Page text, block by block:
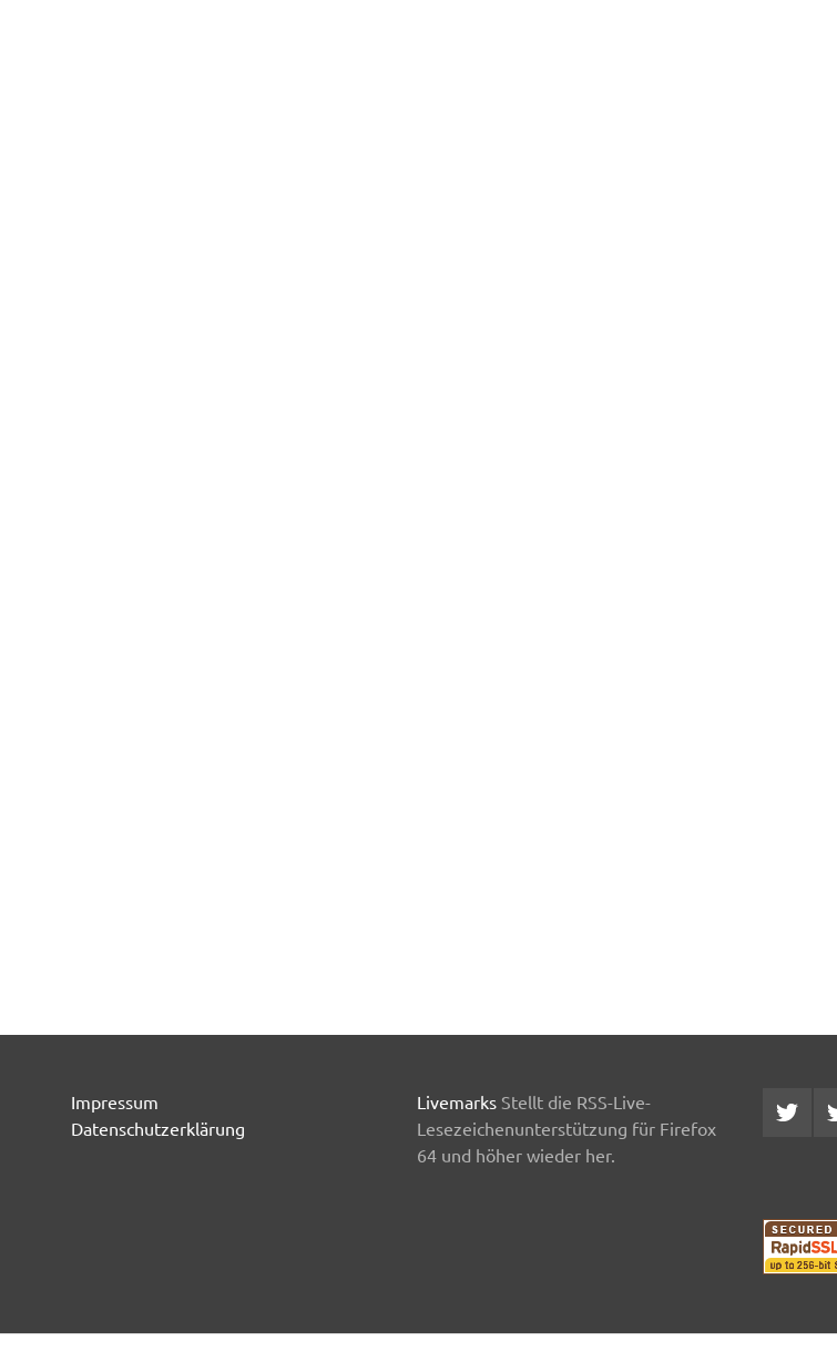
Impressum
Datenschutzerklärung
Livemarks Stellt die RSS-Live-
Lesezeichenunterstützung für Firefox
64 und höher wieder her.
Twitter
MCDP